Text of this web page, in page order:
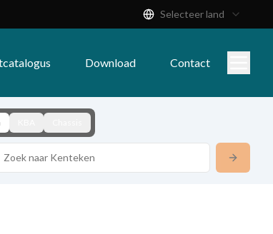
Selecteer land
Download Contact